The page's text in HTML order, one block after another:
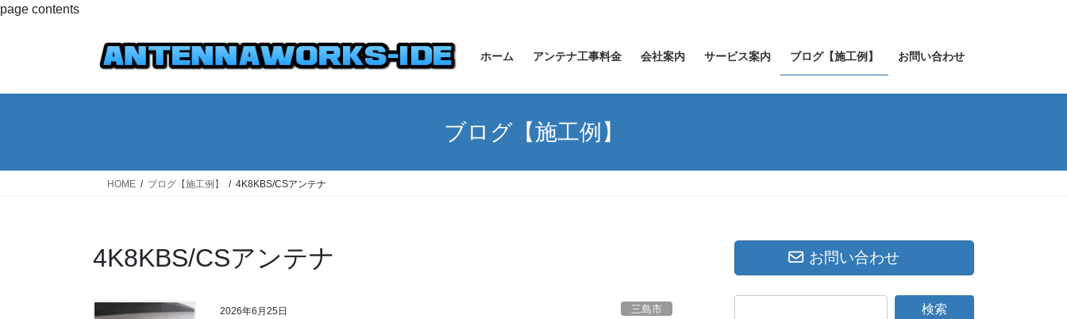
page contentsコ
ナ
ホーム アンテナ工事料金 会社案内 サービス案内 ブログ【施工例】 お問い合わせ
ブログ【施工例】
HOME ブログ【施工例】 4K8KBS/CSアンテナ
4K8KBS/CSアンテナ
2026年6月25日 三島市
お問い合わせ